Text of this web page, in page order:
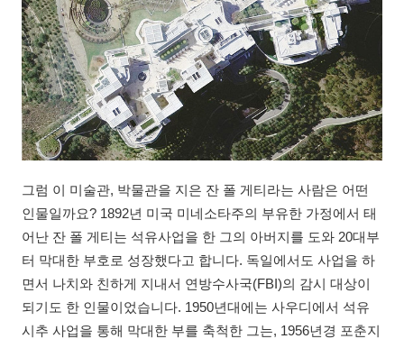
그럼 이 미술관, 박물관을 지은 잔 폴 게티라는 사람은 어떤
인물일까요? 1892년 미국 미네소타주의 부유한 가정에서 태
어난 잔 폴 게티는 석유사업을 한 그의 아버지를 도와 20대부
터 막대한 부호로 성장했다고 합니다. 독일에서도 사업을 하
면서 나치와 친하게 지내서 연방수사국(FBI)의 감시 대상이
되기도 한 인물이었습니다. 1950년대에는 사우디에서 석유
시추 사업을 통해 막대한 부를 축척한 그는, 1956년경 포춘지